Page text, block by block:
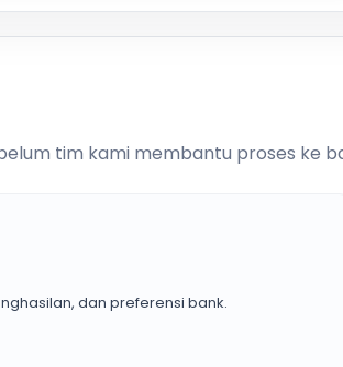
tim kami membantu proses ke
dan preferensi bank.